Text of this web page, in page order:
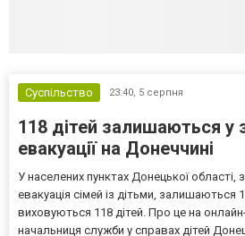
Суспільство 23:40, 5 серпня
118 дітей залишаються у
евакуації на Донеччині
У населених пунктах Донецької області,
евакуація сімей із дітьми, залишаються
виховуються 118 дітей. Про це на
начальниця служби у справах дітей